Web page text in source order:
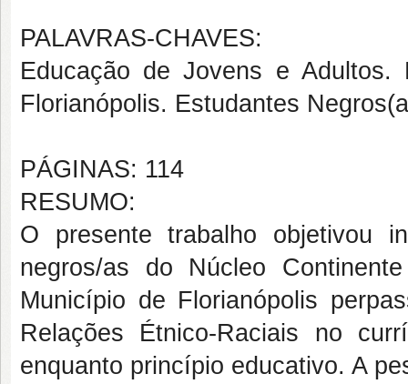
PALAVRAS-CHAVES:
Educação de Jovens e Adultos.
Florianópolis. Estudantes
PÁGINAS: 114
RESUMO:
O presente trabalho objetivou
negros/as do Núcleo
Município de Florianópolis
Relações Étnico-Raciais no
enquanto princípio educativo. A